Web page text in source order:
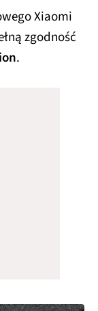
Xiaomi
zgodność
.